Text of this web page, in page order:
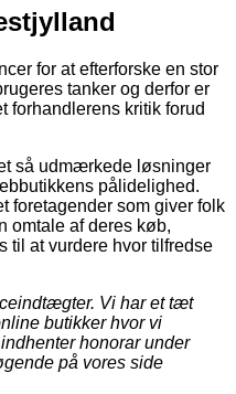
for at efterforske en stor
tanker og derfor er
forhandlerens kritik forud
så udmærkede løsninger
pålidelighed.
foretagender som giver folk
omtale af deres køb,
til at vurdere hvor tilfredse
Vi har et tæt
butikker hvor vi
honorar under
på vores side